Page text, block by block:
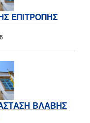
ΕΠΙΤΡΟΠΗΣ
ΒΛΑΒΗΣ